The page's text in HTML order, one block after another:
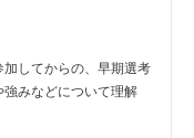
加してからの、早期選考
みなどについて理解